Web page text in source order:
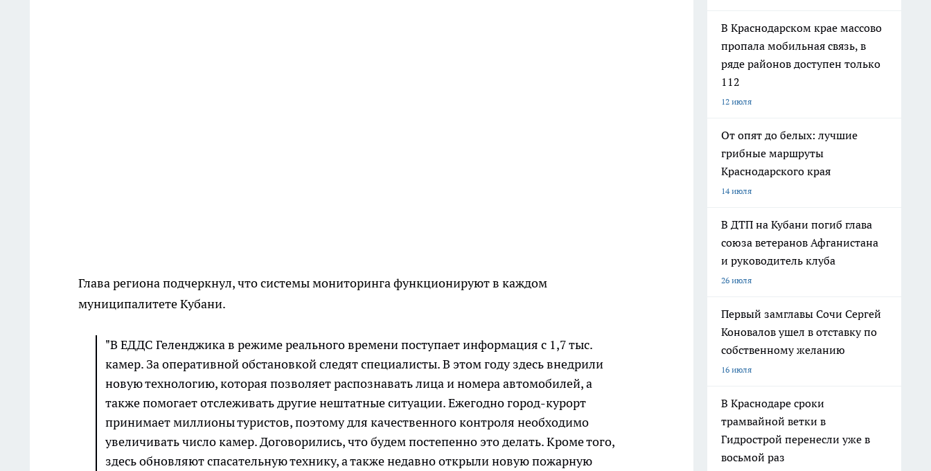
Глава региона подчеркнул, что системы мониторинга функционируют в каждом
муниципалитете Кубани.
"В ЕДДС Геленджика в режиме реального времени поступает информация с 1,7 тыс.
камер. За оперативной обстановкой следят специалисты. В этом году здесь внедрили
новую технологию, которая позволяет распознавать лица и номера автомобилей, а
также помогает отслеживать другие нештатные ситуации. Ежегодно город-курорт
принимает миллионы туристов, поэтому для качественного контроля необходимо
увеличивать число камер. Договорились, что будем постепенно это делать. Кроме того,
здесь обновляют спасательную технику, а также недавно открыли новую пожарную
В Краснодарском крае массово
пропала мобильная связь, в
ряде районов доступен только
112
12 июля
От опят до белых: лучшие
грибные маршруты
Краснодарского края
14 июля
В ДТП на Кубани погиб глава
союза ветеранов Афганистана
и руководитель клуба
26 июля
Первый замглавы Сочи Сергей
Коновалов ушел в отставку по
собственному желанию
16 июля
В Краснодаре сроки
трамвайной ветки в
Гидрострой перенесли уже в
восьмой раз